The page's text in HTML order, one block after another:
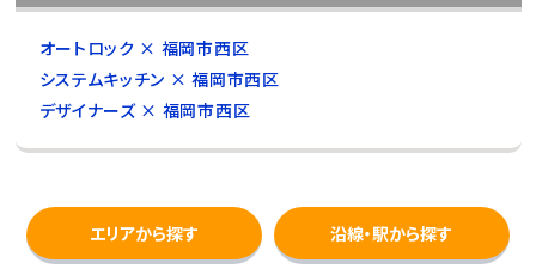
オートロック × 福岡市西区
システムキッチン × 福岡市西区
デザイナーズ × 福岡市西区
エリアから探す 沿線・駅から探す